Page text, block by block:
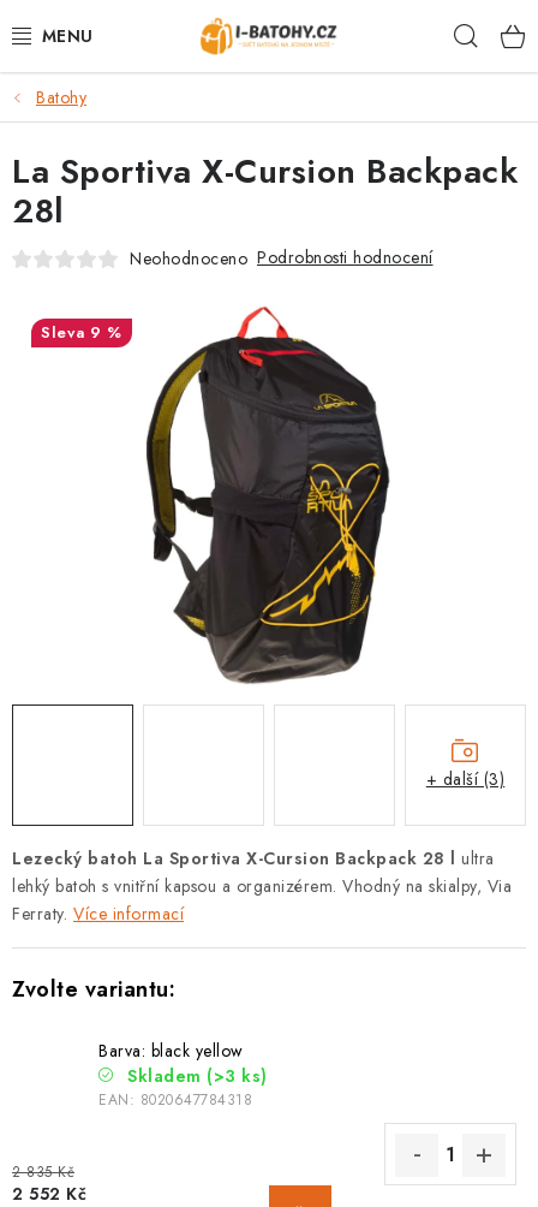
na
VÝPRODEJ %
BATOHY
TAŠKY, KABELKY
LEDVINKY
DOPLŇKY A PŘÍSLUŠENSTVÍ
PODLE AKTIVITY
Vše o nákupu Kontakty
O nás
Blog
Batohy
Lezecký batoh La Sportiva X-Cursion Backpack 28 l ultra
lehký batoh s vnitřní kapsou a organizérem. Vhodný na skialpy, Via
Ferraty. Více informací
Barva: black yellow
Skladem (>3 ks)
EAN: 8020647784318
2 835 Kč
2 552 Kč
La Sportiva X-Cursion Backpack
28l
Neohodnoceno Podrobnosti hodnocení
9 %
+ další (3)